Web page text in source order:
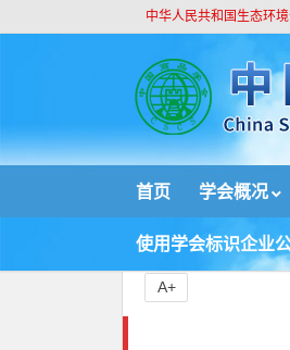
中华人民共和国生态环
首页 学会概况
使用学会标识企业
//
首页 新闻中心 国
A+